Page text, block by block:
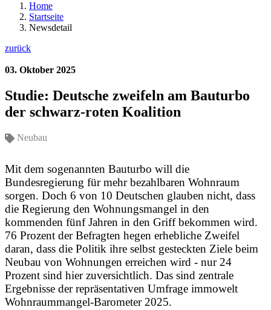
Home
Startseite
Newsdetail
zurück
03. Oktober 2025
Studie: Deutsche zweifeln am Bauturbo
der schwarz-roten Koalition
Neubau
Mit dem sogenannten Bauturbo will die
Bundesregierung für mehr bezahlbaren Wohnraum
sorgen. Doch 6 von 10 Deutschen glauben nicht, dass
die Regierung den Wohnungsmangel in den
kommenden fünf Jahren in den Griff bekommen wird.
76 Prozent der Befragten hegen erhebliche Zweifel
daran, dass die Politik ihre selbst gesteckten Ziele beim
Neubau von Wohnungen erreichen wird - nur 24
Prozent sind hier zuversichtlich. Das sind zentrale
Ergebnisse der repräsentativen Umfrage immowelt
Wohnraummangel-Barometer 2025.